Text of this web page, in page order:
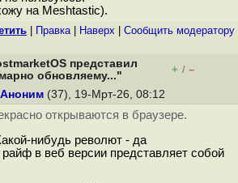
на Meshtastic).
Правка| Наверх Cообщить модератору
представил
обновляему..."
+ / –
Аноним (37), 19-Мрт-26, 08:12
открываются в браузере.
нибудь револют - да
в веб версии представляет собой